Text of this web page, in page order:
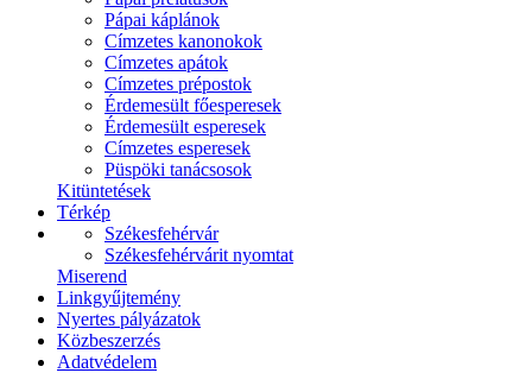
Pápai káplánok
Címzetes kanonokok
Címzetes apátok
Címzetes prépostok
Érdemesült főesperesek
Érdemesült esperesek
Címzetes esperesek
Püspöki tanácsosok
Kitüntetések
Térkép
Székesfehérvár
Székesfehérvárit nyomtat
Miserend
Linkgyűjtemény
Nyertes pályázatok
Közbeszerzés
Adatvédelem